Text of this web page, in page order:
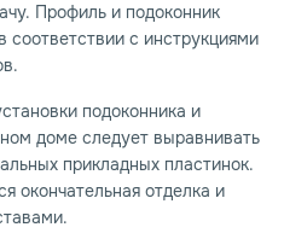
Профиль и подоконник
с инструкциями
подоконника и
доме следует выравнивать
прикладных пластинок.
окончательная отделка и